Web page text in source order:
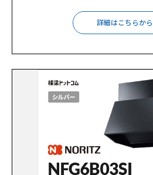
詳細はこちらから